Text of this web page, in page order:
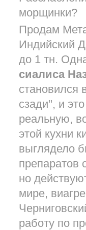
морщинки?
Продам
Индийский
до 1 тн.
сиалиса
становился
сзади", и
реальную,
этой кухни
выглядело
препаратов
но
мире,
работу по